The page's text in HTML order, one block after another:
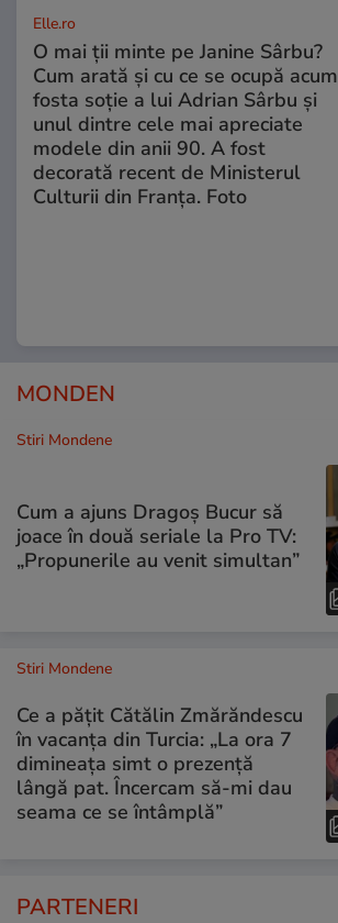
Elle.ro
O mai ții minte pe Janine Sârbu?
Cum arată și cu ce se ocupă acum
fosta soție a lui Adrian Sârbu și
unul dintre cele mai apreciate
modele din anii 90. A fost
decorată recent de Ministerul
Culturii din Franța. Foto
MONDEN
Stiri Mondene
Cum a ajuns Dragoș Bucur să
joace în două seriale la Pro TV:
„Propunerile au venit simultan”
Stiri Mondene
Ce a pățit Cătălin Zmărăndescu
în vacanța din Turcia: „La ora 7
dimineața simt o prezență
lângă pat. Încercam să-mi dau
seama ce se întâmplă”
PARTENERI